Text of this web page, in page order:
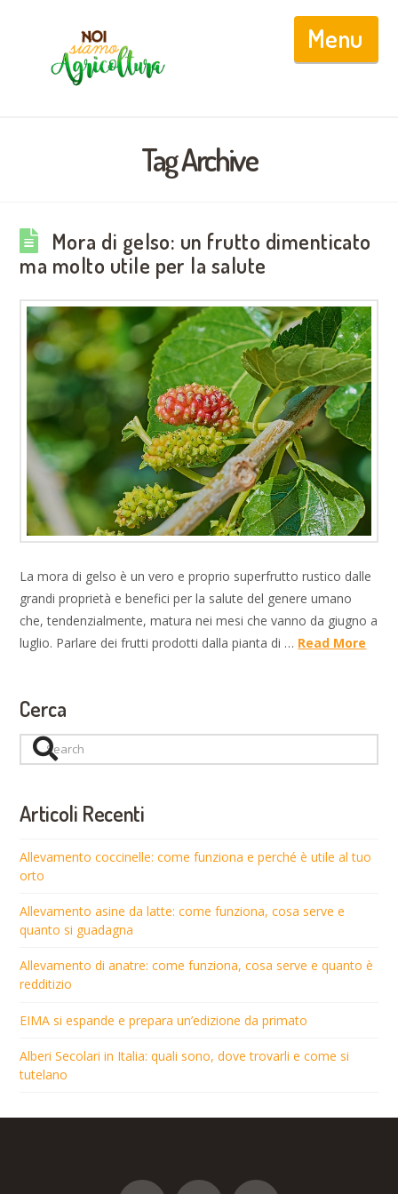
Tag Archive
Mora di gelso: un frutto dimenticato
ma molto utile per la salute
La mora di gelso è un vero e proprio superfrutto rustico dalle
grandi proprietà e benefici per la salute del genere umano
che, tendenzialmente, matura nei mesi che vanno da giugno a
luglio. Parlare dei frutti prodotti dalla pianta di … Read More
Cerca
Search
Articoli Recenti
Allevamento coccinelle: come funziona e perché è utile al tuo
orto
Allevamento asine da latte: come funziona, cosa serve e
quanto si guadagna
Allevamento di anatre: come funziona, cosa serve e quanto è
redditizio
EIMA si espande e prepara un’edizione da primato
Alberi Secolari in Italia: quali sono, dove trovarli e come si
tutelano